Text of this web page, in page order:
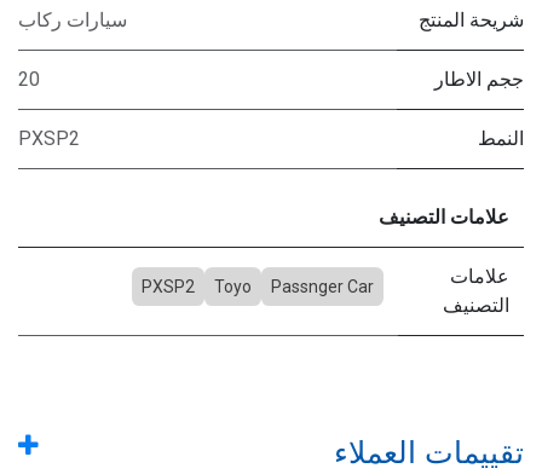
شريحة المنتج سيارات ركاب
ججم الاطار 20
النمط PXSP2
علامات التصنيف
علامات
التصنيف
Passnger Car
Toyo
PXSP2
تقييمات العملاء